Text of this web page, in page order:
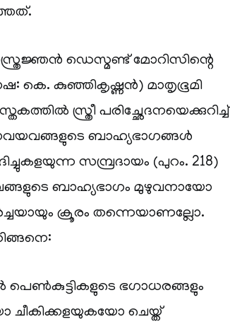
ഡെസ്മണ്ട് മോറിസിന്റെ
കെ. കുഞ്ഞികൃഷ്ണൻ) മാതൃഭൂമി
സ്ത്രീ പരിച്ഛേദനയെക്കുറിച്ച്
ബാഹ്യഭാഗങ്ങൾ
സമ്പ്രദായം (പുറം. 218)
ബാഹ്യഭാഗം മുഴുവനായോ
ക്രൂരം തന്നെയാണല്ലോ.
ഭഗാധരങ്ങളും
ചീകിക്കളയുകയോ ചെയ്ത്